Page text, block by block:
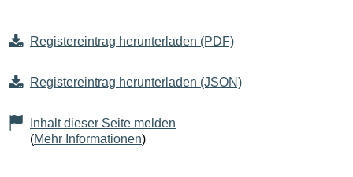
Registereintrag herunterladen (PDF)
Registereintrag herunterladen (JSON)
Inhalt dieser Seite melden
(Mehr Informationen)